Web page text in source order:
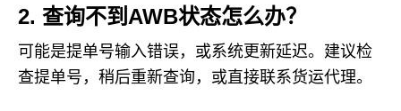
2. 查询不到AWB状态怎么办？
可能是提单号输入错误，或系统更新延迟。建议检
查提单号，稍后重新查询，或直接联系货运代理。